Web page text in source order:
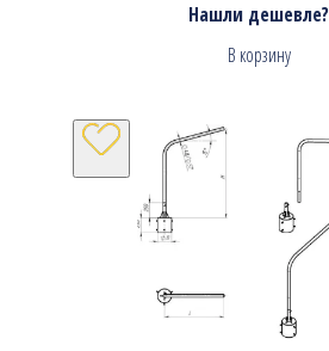
Нашли дешевле?
В корзину